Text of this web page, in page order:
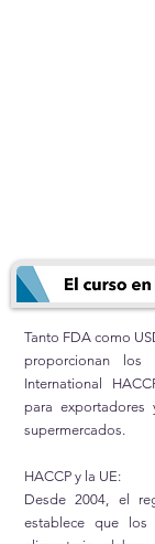
Tanto FDA como
proporcionan los
International
para exportadores
supermercados.
HACCP y la UE:
Desde 2004, el
establece que los